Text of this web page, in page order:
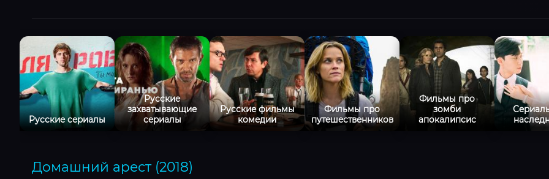
Русские сериалы
Русские
захватывающие
сериалы
Русские фильмы
комедии
Фильмы про
путешественников
Фильмы про
зомби
апокалипсис
Домашний арест (2018)